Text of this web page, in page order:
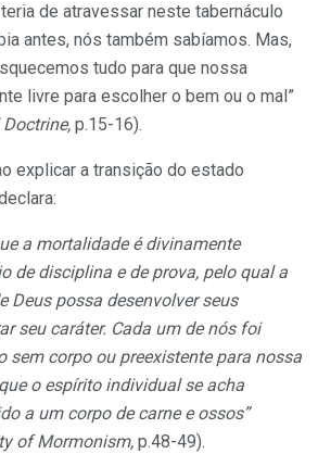
de atravessar neste tabernáculo
antes, nós também sabíamos. Mas,
tudo para que nossa
livre para escolher o bem ou o mal”
Doctrine, p.15-16).
explicar a transição do estado
a mortalidade é divinamente
de disciplina e de prova, pelo qual a
Deus possa desenvolver seus
seu caráter. Cada um de nós foi
sem corpo ou preexistente para nossa
o espírito individual se acha
a um corpo de carne e ossos”
of Mormonism, p.48-49).